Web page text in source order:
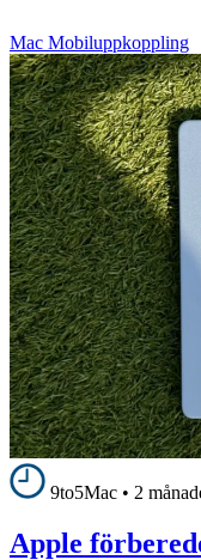
Mac Mobiluppkoppling
9to5Mac • 2
Apple